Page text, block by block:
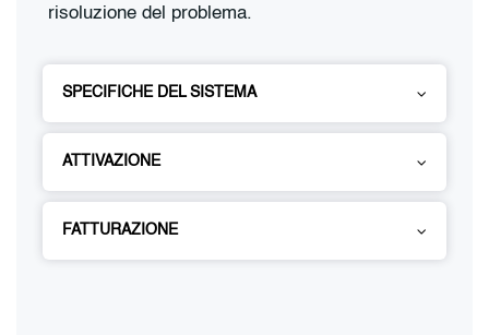
risoluzione del problema.
SPECIFICHE DEL SISTEMA
ATTIVAZIONE
FATTURAZIONE